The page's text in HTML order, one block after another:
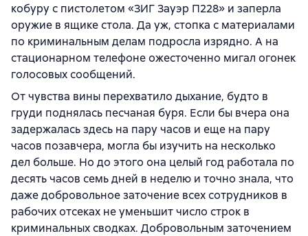
кобуру с пистолетом «ЗИГ Зауэр П228» и заперла
оружие в ящике стола. Да уж, стопка с материалами
по криминальным делам подросла изрядно. А на
стационарном телефоне ожесточенно мигал огонек
голосовых сообщений.
От чувства вины перехватило дыхание, будто в
груди поднялась песчаная буря. Если бы вчера она
задержалась здесь на пару часов и еще на пару
часов позавчера, могла бы изучить на несколько
дел больше. Но до этого она целый год работала по
десять часов семь дней в неделю и точно знала, что
даже добровольное заточение всех сотрудников в
рабочих отсеках не уменьшит число строк в
криминальных сводках. Добровольным заточением